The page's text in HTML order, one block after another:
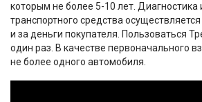
которым не более 5-10 лет. Диагностика
транспортного средства
и за деньги покупателя. Пользоваться
один раз. В качестве первоначального
не более одного автомобиля.